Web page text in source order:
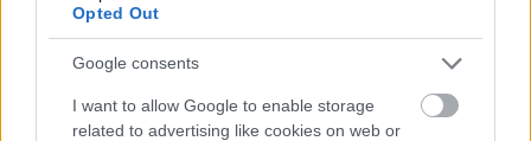
Opted Out
Google consents
I want to allow Google to enable storage
related to advertising like cookies on web or
మరియు మానవ సాగు మధ్య సమతుల్యతను గుర్తు చేస్తుంది.
వరుసల మధ్య, ఒక రైతు ఉద్దేశపూర్వక శ్రద్ధతో కదులుతూ,
స్థిరమైన పద్ధతులను ప్రతిబింబించే గౌరవంతో మొక్కలను
మాత్రమే కాదు, దీర్ఘాయువు మరియు భూమితో సామరస్యం.